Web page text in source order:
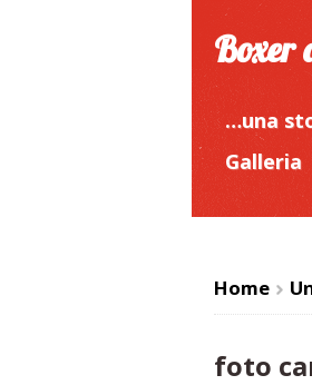
Boxer
…una
Galleria
Home
>
foto